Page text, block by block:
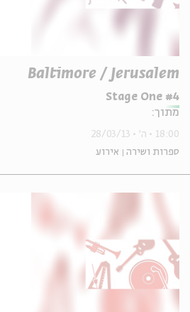
Baltimore / Jerusalem
מתוך:
Stage One #4
ספרות ושירה אירוע
18:00 ה' 28/03/13